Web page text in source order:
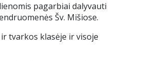
pagarbiai dalyvauti
Šv. Mišiose.
tvarkos klasėje ir visoje